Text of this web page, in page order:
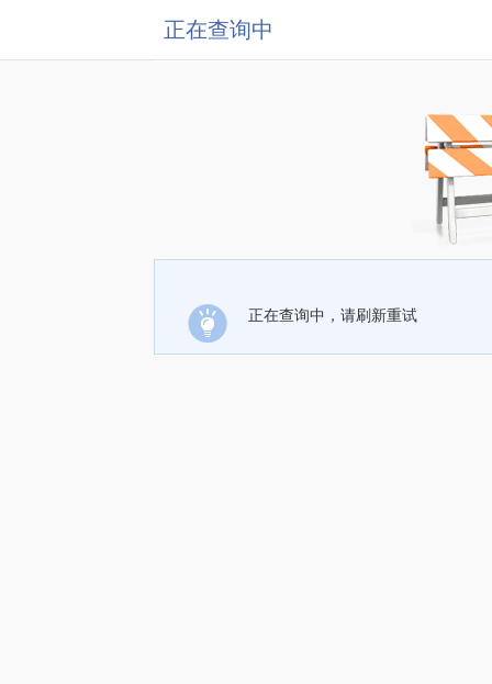
正在查询中
正在查询中，请刷新重试